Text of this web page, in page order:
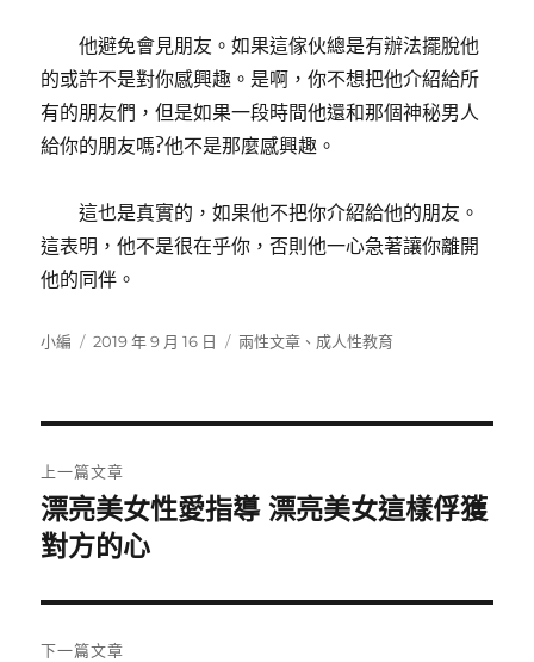
他避免會見朋友。如果這傢伙總是有辦法擺脫他
的或許不是對你感興趣。是啊，你不想把他介紹給所
有的朋友們，但是如果一段時間他還和那個神秘男人
給你的朋友嗎?他不是那麼感興趣。
這也是真實的，如果他不把你介紹給他的朋友。
這表明，他不是很在乎你，否則他一心急著讓你離開
他的同伴。
作
小編
發
2019 年 9 月 16 日
分
兩性文章 、 成人性教育
章
導
覽
上一篇文章
上
一
文
章:
漂亮美女性愛指導 漂亮美女這樣俘獲
對方的心
下一篇文章